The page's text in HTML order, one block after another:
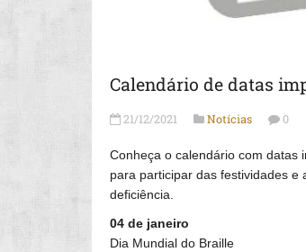
Calendário de datas
21/12/2021 Notícias 0
Conheça o calendário com datas
para participar das festividades e
deficiência.
04 de janeiro
Dia Mundial do Braille